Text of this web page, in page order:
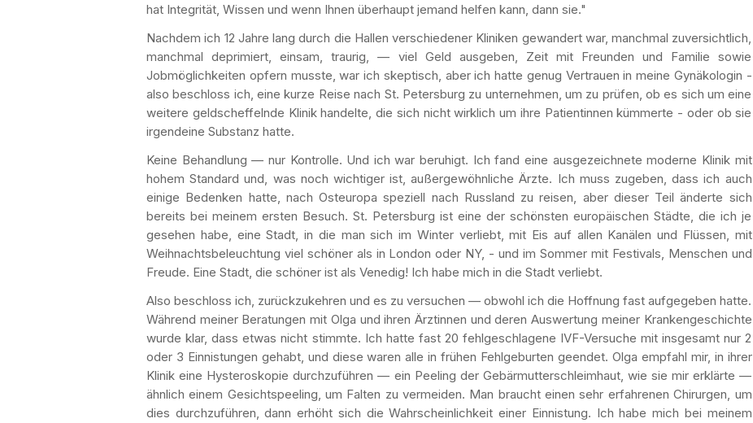
hat Integrität, Wissen und wenn Ihnen überhaupt jemand helfen kann, dann sie."
Nachdem ich 12 Jahre lang durch die Hallen verschiedener Kliniken gewandert war, manchmal zuversichtlich,
manchmal deprimiert, einsam, traurig, — viel Geld ausgeben, Zeit mit Freunden und Familie sowie
Jobmöglichkeiten opfern musste, war ich skeptisch, aber ich hatte genug Vertrauen in meine Gynäkologin -
also beschloss ich, eine kurze Reise nach St. Petersburg zu unternehmen, um zu prüfen, ob es sich um eine
weitere geldscheffelnde Klinik handelte, die sich nicht wirklich um ihre Patientinnen kümmerte - oder ob sie
irgendeine Substanz hatte.
Keine Behandlung — nur Kontrolle. Und ich war beruhigt. Ich fand eine ausgezeichnete moderne Klinik mit
hohem Standard und, was noch wichtiger ist, außergewöhnliche Ärzte. Ich muss zugeben, dass ich auch
einige Bedenken hatte, nach Osteuropa speziell nach Russland zu reisen, aber dieser Teil änderte sich
bereits bei meinem ersten Besuch. St. Petersburg ist eine der schönsten europäischen Städte, die ich je
gesehen habe, eine Stadt, in die man sich im Winter verliebt, mit Eis auf allen Kanälen und Flüssen, mit
Weihnachtsbeleuchtung viel schöner als in London oder NY, - und im Sommer mit Festivals, Menschen und
Freude. Eine Stadt, die schöner ist als Venedig! Ich habe mich in die Stadt verliebt.
Also beschloss ich, zurückzukehren und es zu versuchen — obwohl ich die Hoffnung fast aufgegeben hatte.
Während meiner Beratungen mit Olga und ihren Ärztinnen und deren Auswertung meiner Krankengeschichte
wurde klar, dass etwas nicht stimmte. Ich hatte fast 20 fehlgeschlagene IVF-Versuche mit insgesamt nur 2
oder 3 Einnistungen gehabt, und diese waren alle in frühen Fehlgeburten geendet. Olga empfahl mir, in ihrer
Klinik eine Hysteroskopie durchzuführen — ein Peeling der Gebärmutterschleimhaut, wie sie mir erklärte —
ähnlich einem Gesichtspeeling, um Falten zu vermeiden. Man braucht einen sehr erfahrenen Chirurgen, um
dies durchzuführen, dann erhöht sich die Wahrscheinlichkeit einer Einnistung. Ich habe mich bei meinem